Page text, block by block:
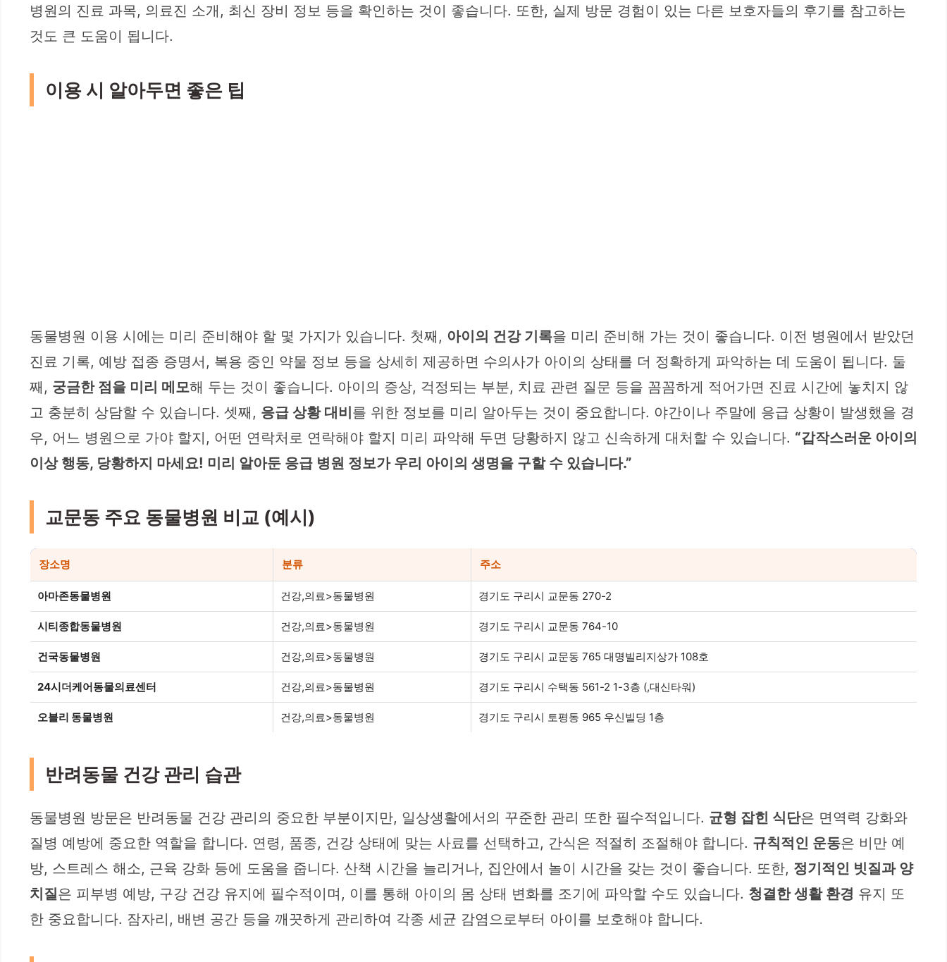
병원의 진료 과목, 의료진 소개, 최신 장비 정보 등을 확인하는 것이 좋습니다. 또한, 실제 방문 경험이 있는 다른 보호자들의 후기를 참고하는
것도 큰 도움이 됩니다.
이용 시 알아두면 좋은 팁
동물병원 이용 시에는 미리 준비해야 할 몇 가지가 있습니다. 첫째, 아이의 건강 기록을 미리 준비해 가는 것이 좋습니다. 이전 병원에서 받았던
진료 기록, 예방 접종 증명서, 복용 중인 약물 정보 등을 상세히 제공하면 수의사가 아이의 상태를 더 정확하게 파악하는 데 도움이 됩니다. 둘
째, 궁금한 점을 미리 메모해 두는 것이 좋습니다. 아이의 증상, 걱정되는 부분, 치료 관련 질문 등을 꼼꼼하게 적어가면 진료 시간에 놓치지 않
고 충분히 상담할 수 있습니다. 셋째, 응급 상황 대비를 위한 정보를 미리 알아두는 것이 중요합니다. 야간이나 주말에 응급 상황이 발생했을 경
우, 어느 병원으로 가야 할지, 어떤 연락처로 연락해야 할지 미리 파악해 두면 당황하지 않고 신속하게 대처할 수 있습니다. “갑작스러운 아이의
이상 행동, 당황하지 마세요! 미리 알아둔 응급 병원 정보가 우리 아이의 생명을 구할 수 있습니다.”
교문동 주요 동물병원 비교 (예시)
장소명 분류 주소
아마존동물병원 건강,의료>동물병원 경기도 구리시 교문동 270-2
시티종합동물병원 건강,의료>동물병원 경기도 구리시 교문동 764-10
건국동물병원 건강,의료>동물병원 경기도 구리시 교문동 765 대명빌리지상가 108호
24시더케어동물의료센터 건강,의료>동물병원 경기도 구리시 수택동 561-2 1-3층 (,대신타워)
오블리 동물병원 건강,의료>동물병원 경기도 구리시 토평동 965 우신빌딩 1층
반려동물 건강 관리 습관
동물병원 방문은 반려동물 건강 관리의 중요한 부분이지만, 일상생활에서의 꾸준한 관리 또한 필수적입니다. 균형 잡힌 식단은 면역력 강화와
질병 예방에 중요한 역할을 합니다. 연령, 품종, 건강 상태에 맞는 사료를 선택하고, 간식은 적절히 조절해야 합니다. 규칙적인 운동은 비만 예
방, 스트레스 해소, 근육 강화 등에 도움을 줍니다. 산책 시간을 늘리거나, 집안에서 놀이 시간을 갖는 것이 좋습니다. 또한, 정기적인 빗질과 양
치질은 피부병 예방, 구강 건강 유지에 필수적이며, 이를 통해 아이의 몸 상태 변화를 조기에 파악할 수도 있습니다. 청결한 생활 환경 유지 또
한 중요합니다. 잠자리, 배변 공간 등을 깨끗하게 관리하여 각종 세균 감염으로부터 아이를 보호해야 합니다.